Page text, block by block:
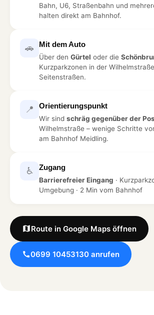
Bahn, U6, Straßenbahn und
halten direkt am Bahnhof.
🚗 Mit dem Auto
Über den Gürtel oder die
Kurzparkzonen in der
Seitenstraßen.
📍 Orientierungspunkt
Wir sind schräg gegenüber der
Wilhelmstraße – wenige Schritte
am Bahnhof Meidling.
♿ Zugang
Barrierefreier Eingang ·
Umgebung · 2 Min vom Bahnhof
Route in Google Maps öffnen
0699 10453130 anrufen